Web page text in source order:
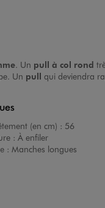
. Un pull à col rond
Un pull qui deviendra
(en cm) : 56
: À enfiler
: Manches longues